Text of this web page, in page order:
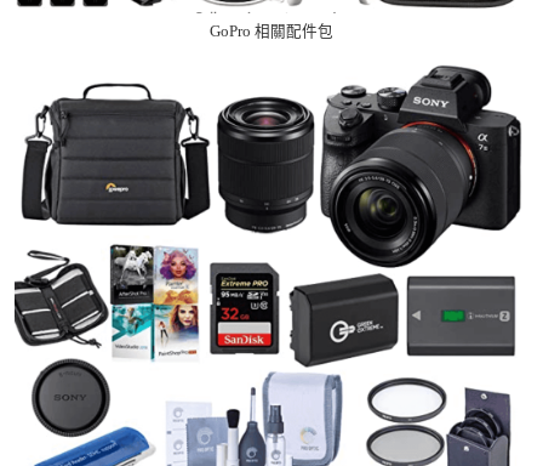
GoPro 相關配件包